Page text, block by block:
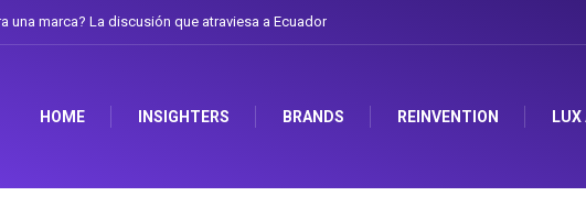
una marca? La discusión que atraviesa a Ecuador Gabriela Herrera y el arte de cambiarse
HOME INSIGHTERS BRANDS REINVENTION LUX